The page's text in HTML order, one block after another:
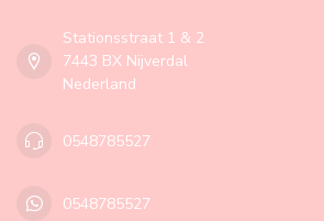
Stationsstraat 1 & 2
7443 BX Nijverdal
Nederland
0548785527
0548785527